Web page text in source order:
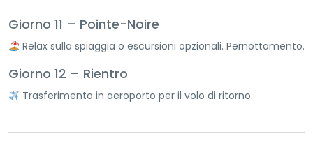
Giorno 11 – Pointe-Noire
Relax sulla spiaggia o escursioni opzionali. Pernottamento.
Giorno 12 – Rientro
Trasferimento in aeroporto per il volo di ritorno.